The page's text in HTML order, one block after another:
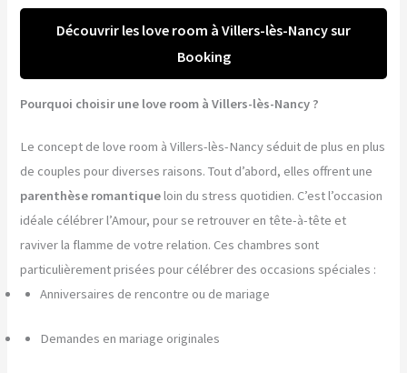
Découvrir les love room à Villers-lès-Nancy sur
Booking
Pourquoi choisir une love room à Villers-lès-Nancy ?
Le concept de love room à Villers-lès-Nancy séduit de plus en plus
de couples pour diverses raisons. Tout d’abord, elles offrent une
parenthèse romantiqueloin du stress quotidien. C’est l’occasion
idéale célébrer l’Amour, pour se retrouver en tête-à-tête et
raviver la flamme de votre relation. Ces chambres sont
particulièrement prisées pour célébrer des occasions spéciales :
Anniversaires de rencontre ou de mariage
Demandes en mariage originales